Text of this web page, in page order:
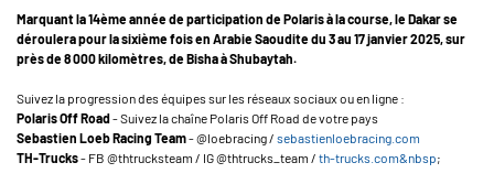
Marquant la 14ème année de participation de Polaris à la course, le Dakar se
déroulera pour la sixième fois en Arabie Saoudite du 3 au 17 janvier 2025, sur
près de 8 000 kilomètres, de Bisha à Shubaytah.
Suivez la progression des équipes sur les réseaux sociaux ou en ligne :
Polaris Off Road- Suivez la chaîne Polaris Off Road de votre pays
Sebastien Loeb Racing Team- @loebracing / sebastienloebracing.com
TH-Trucks- FB @thtrucksteam / IG @thtrucks_team / th-trucks.com&nbsp;